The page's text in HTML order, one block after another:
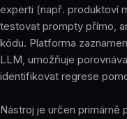
experti (např. produktoví
testovat prompty přímo,
kódu. Platforma
LLM, umožňuje
identifikovat regrese
Nástroj je určen primárně